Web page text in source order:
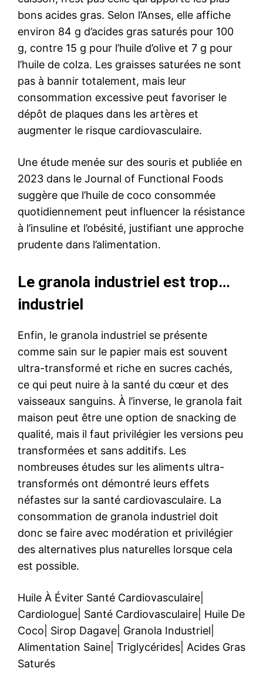
bons acides gras. Selon l’Anses, elle affiche
environ 84 g d’acides gras saturés pour 100
g, contre 15 g pour l’huile d’olive et 7 g pour
l’huile de colza. Les graisses saturées ne sont
pas à bannir totalement, mais leur
consommation excessive peut favoriser le
dépôt de plaques dans les artères et
augmenter le risque cardiovasculaire.
Une étude menée sur des souris et publiée en
2023 dans le Journal of Functional Foods
suggère que l’huile de coco consommée
quotidiennement peut influencer la résistance
à l’insuline et l’obésité, justifiant une approche
prudente dans l’alimentation.
Le granola industriel est trop…
industriel
Enfin, le granola industriel se présente
comme sain sur le papier mais est souvent
ultra-transformé et riche en sucres cachés,
ce qui peut nuire à la santé du cœur et des
vaisseaux sanguins. À l’inverse, le granola fait
maison peut être une option de snacking de
qualité, mais il faut privilégier les versions peu
transformées et sans additifs. Les
nombreuses études sur les aliments ultra-
transformés ont démontré leurs effets
néfastes sur la santé cardiovasculaire. La
consommation de granola industriel doit
donc se faire avec modération et privilégier
des alternatives plus naturelles lorsque cela
est possible.
Huile À Éviter Santé Cardiovasculaire
Cardiologue Santé Cardiovasculaire Huile De
Coco
Sirop Dagave Granola Industriel
Alimentation Saine Triglycérides Acides Gras
Saturés